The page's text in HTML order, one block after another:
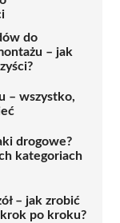
do
– jak
– wszystko,
drogowe?
kategoriach
– jak zrobić
po kroku?